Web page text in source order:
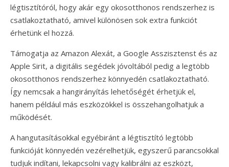
légtisztítóról, hogy akár egy okosotthonos rendszerhez is
csatlakoztatható, amivel különösen sok extra funkciót
érhetünk el hozzá.
Támogatja az Amazon Alexát, a Google Asszisztenst és az
Apple Sirit, a digitális segédek jóvoltából pedig a legtöbb
okosotthonos rendszerhez könnyedén csatlakoztatható.
Így nemcsak a hangirányítás lehetőségét érhetjük el,
hanem például más eszközökkel is összehangolhatjuk a
működését.
A hangutasításokkal egyébiránt a légtisztító legtöbb
funkcióját könnyedén vezérelhetjük, egyszerű parancsokkal
tudjuk indítani, lekapcsolni vagy kalibrálni az eszközt,